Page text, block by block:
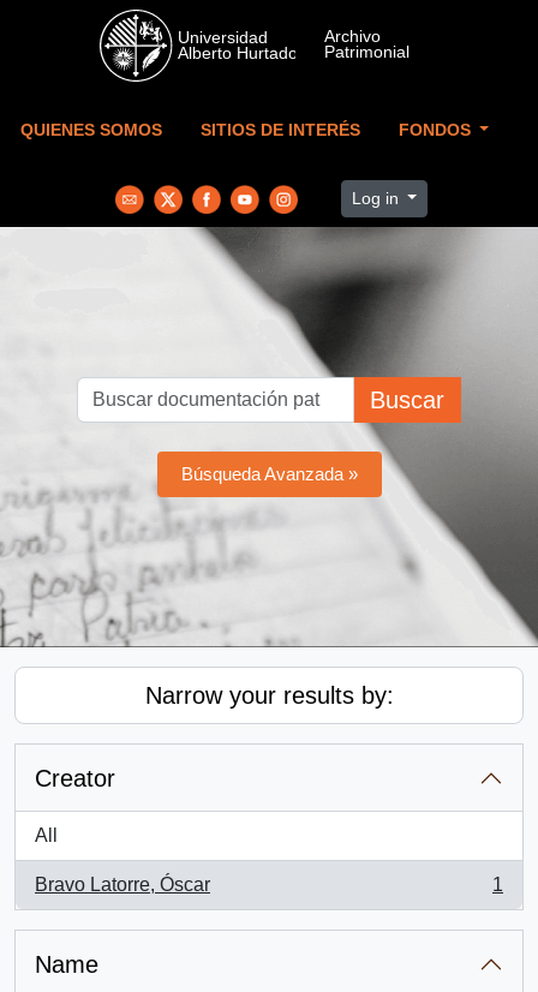
Skip to main content
QUIENES SOMOS SITIOS DE INTERÉS FONDOS
Log in
Buscar
Búsqueda Avanzada »
Narrow your results by:
Creator
All
Bravo Latorre, Óscar
, 1 results
1
Name